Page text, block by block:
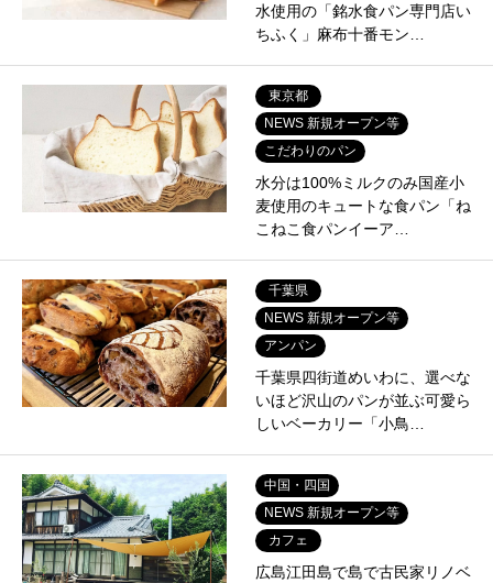
水使用の「銘水食パン専門店い
ちふく」麻布十番モン…
東京都
NEWS 新規オープン等
こだわりのパン
水分は100%ミルクのみ国産小
麦使用のキュートな食パン「ね
こねこ食パンイーア…
千葉県
NEWS 新規オープン等
アンパン
千葉県四街道めいわに、選べな
いほど沢山のパンが並ぶ可愛ら
しいベーカリー「小鳥…
中国・四国
NEWS 新規オープン等
カフェ
広島江田島で島で古民家リノベ